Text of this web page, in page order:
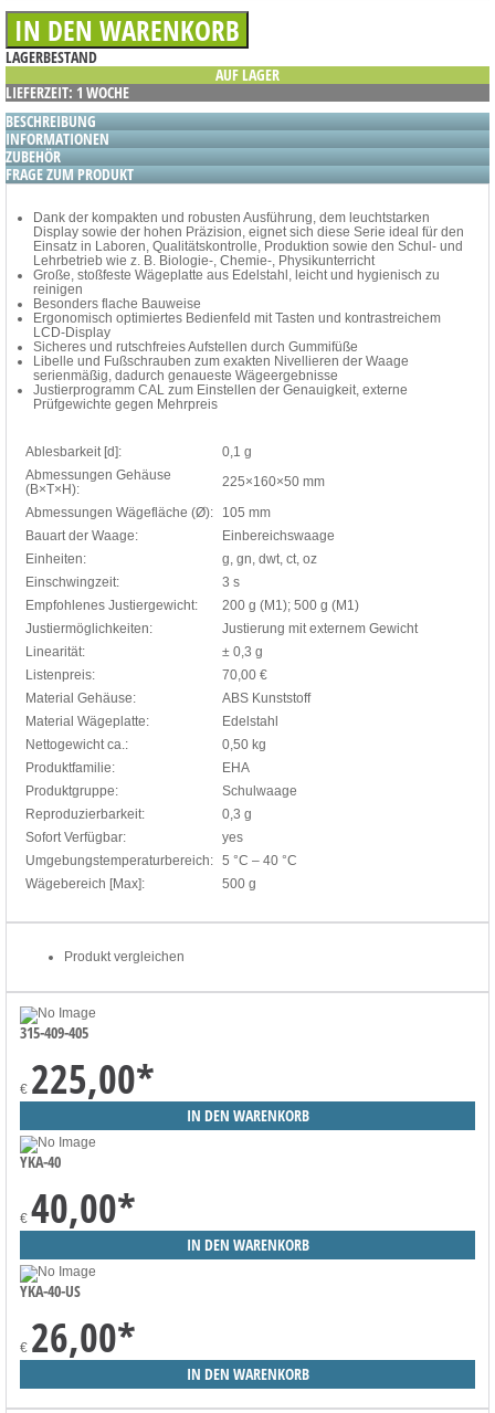
LAGERBESTAND
AUF LAGER
LIEFERZEIT: 1 WOCHE
BESCHREIBUNG
INFORMATIONEN
ZUBEHÖR
FRAGE ZUM PRODUKT
Dank der kompakten und robusten Ausführung, dem leuchtstarken
Display sowie der hohen Präzision, eignet sich diese Serie ideal für den
Einsatz in Laboren, Qualitätskontrolle, Produktion sowie den Schul- und
Lehrbetrieb wie z. B. Biologie-, Chemie-, Physikunterricht
Große, stoßfeste Wägeplatte aus Edelstahl, leicht und hygienisch zu
reinigen
Besonders flache Bauweise
Ergonomisch optimiertes Bedienfeld mit Tasten und kontrastreichem
LCD-Display
Sicheres und rutschfreies Aufstellen durch Gummifüße
Libelle und Fußschrauben zum exakten Nivellieren der Waage
serienmäßig, dadurch genaueste Wägeergebnisse
Justierprogramm CAL zum Einstellen der Genauigkeit, externe
Prüfgewichte gegen Mehrpreis
Ablesbarkeit [d]:
0,1 g
Abmessungen Gehäuse
(B×T×H):
225×160×50 mm
Abmessungen Wägefläche (Ø):
105 mm
Bauart der Waage:
Einbereichswaage
Einheiten:
g, gn, dwt, ct, oz
Einschwingzeit:
3 s
Empfohlenes Justiergewicht:
200 g (M1); 500 g (M1)
Justiermöglichkeiten:
Justierung mit externem Gewicht
Linearität:
± 0,3 g
Listenpreis:
70,00 €
Material Gehäuse:
ABS Kunststoff
Material Wägeplatte:
Edelstahl
Nettogewicht ca.:
0,50 kg
Produktfamilie:
EHA
Produktgruppe:
Schulwaage
Reproduzierbarkeit:
0,3 g
Sofort Verfügbar:
yes
Umgebungstemperaturbereich: 5 °C – 40 °C
Wägebereich [Max]:
500 g
Produkt vergleichen
315-409-405
€ 225,00*
YKA-40
€ 40,00*
YKA-40-US
€ 26,00*